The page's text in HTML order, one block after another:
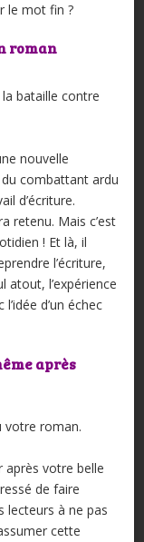
le mot fin ?
roman
bataille contre
nouvelle
combattant ardu
d’écriture.
retenu. Mais c’est
! Et là, il
l’écriture,
atout, l’expérience
d’un échec
après
votre roman.
après votre belle
de faire
lecteurs à ne pas
cette